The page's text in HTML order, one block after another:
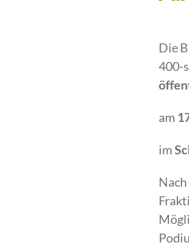
Die
400-
am
im